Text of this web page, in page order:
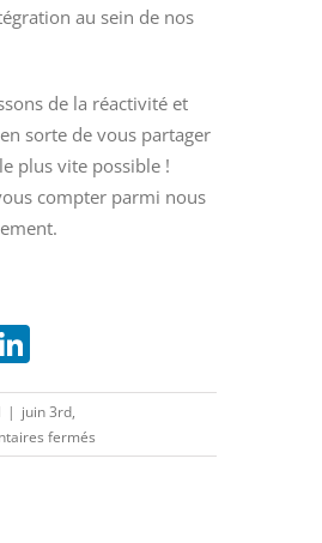
au sein de nos
de la réactivité et
sorte de vous partager
plus vite possible !
compter parmi nous
| juin 3rd,
fermés
Projeteur